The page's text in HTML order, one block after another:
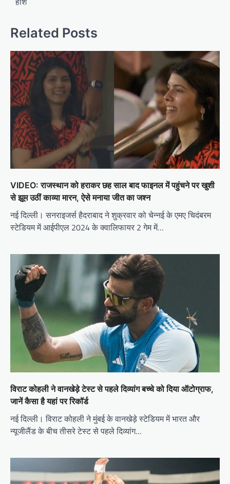
Related Posts
VIDEO: राजस्थान को हराकर छह साल बाद फाइनल में पहुंचने पर खुशी
से झूम उठीं काव्या मारन, ऐसे मनाया जीत का जश्न
नई दिल्ली। सनराइजर्स हैदराबाद ने शुक्रवार को चेन्नई के एमए चिदंबरम
स्टेडियम में आईपीएल 2024 के क्वालिफायर 2 गेम में…
विराट कोहली ने वानखेड़े टेस्ट से पहले दिव्यांग बच्चे को दिया ऑटोग्राफ,
जानें कैसा है यहां पर रिकॉर्ड
नई दिल्ली। विराट कोहली ने मुंबई के वानखेड़े स्टेडियम में भारत और
न्यूजीलैंड के बीच तीसरे टेस्ट से पहले दिव्यांग…